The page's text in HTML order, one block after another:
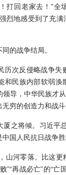
打回老家去！”全
烈地感受到了充
的战争结局。
历次反侵略战争失
和民族内部软弱涣
导，中华民族才
穷的创造力和战斗
之将倾。习近平
国人民抗日战争胜
山河零落。比这
”“再战必亡”的“亡